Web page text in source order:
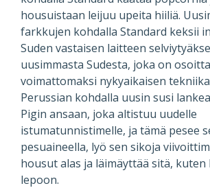
housuistaan ​​leijuu upeita hiiliä.
farkkujen kohdalla Standard keksii
Suden vastaisen laitteen
uusimmasta Sudesta, joka on
voimattomaksi nykyaikaisen
Perussian kohdalla uusin susi
Pigin ansaan, joka altistuu uudelle
istumatunnistimelle, ja tämä pesee
pesuaineella, lyö sen sikoja
housut alas ja läimäyttää sitä, kuten
lepoon.